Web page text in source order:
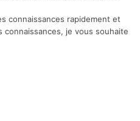
connaissances rapidement et
je vous souhaite